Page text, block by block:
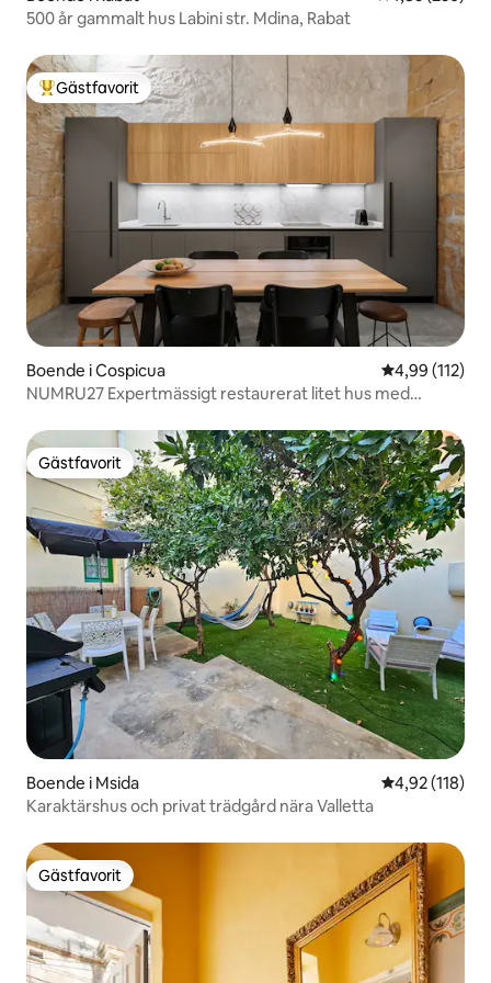
500 år gammalt hus Labini str. Mdina, Rabat
Populär gästfavorit
Gästfavorit
Boende i Cospicua 4,99 av 5 i
4,99 (112)
NUMRU27 Expertmässigt restaurerat litet hus med
Gästfavorit
Gästfavorit
Boende i Msida 4,92 av 5 i
4,92 (118)
Karaktärshus och privat trädgård nära Valletta
Gästfavorit
Gästfavorit